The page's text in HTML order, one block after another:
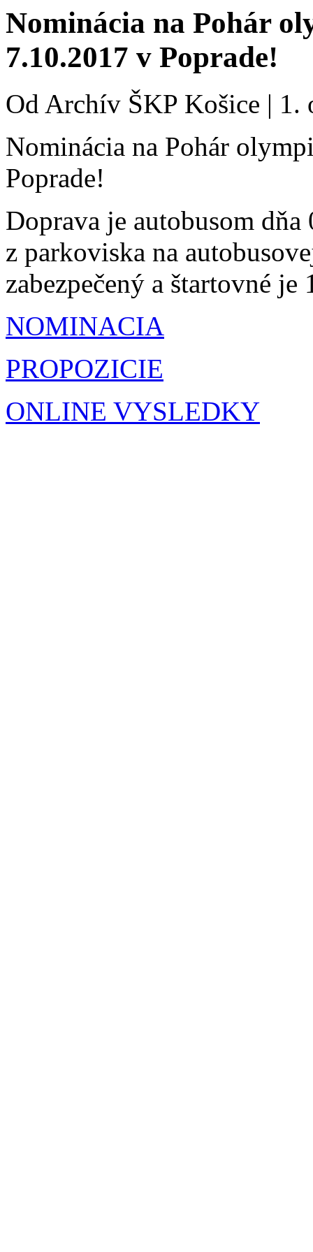
Nominácia na Pohár
7.10.2017 v Poprade!
Od Archív ŠKP Košice | 1.
Nominácia na Pohár
Poprade!
Doprava je autobusom
z parkoviska na
zabezpečený a štartovné je
NOMINACIA
PROPOZICIE
ONLINE VYSLEDKY